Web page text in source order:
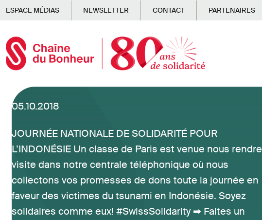
Skip to main content
ESPACE MÉDIAS NEWSLETTER CONTACT PARTENAIRES
05.10.2018
JOURNÉE NATIONALE DE SOLIDARITÉ POUR
L’INDONÉSIE Un classe de Paris est venue nous rendre
visite dans notre centrale téléphonique où nous
collectons vos promesses de dons toute la journée en
faveur des victimes du tsunami en Indonésie. Soyez
solidaires comme eux! #SwissSolidarity ➡ Faites un